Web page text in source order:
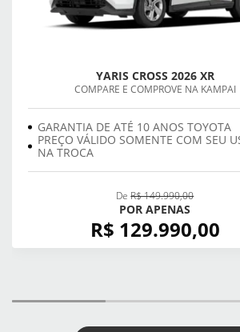
YARIS CROSS 2026 XR
COMPARE E COMPROVE NA KAMPAI
GARANTIA DE ATÉ 10 ANOS TOYOTA
PREÇO VÁLIDO SOMENTE COM SEU
NA TROCA
DeR$ 149.990,00
POR APENAS
R$ 129.990,00